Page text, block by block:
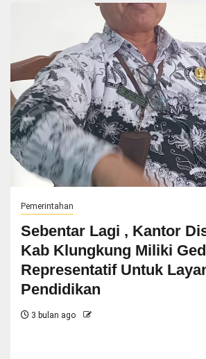
Pemerintahan
Sebentar Lagi , Kantor
Kab Klungkung Miliki
Representatif Untuk
Pendidikan
3 bulan ago